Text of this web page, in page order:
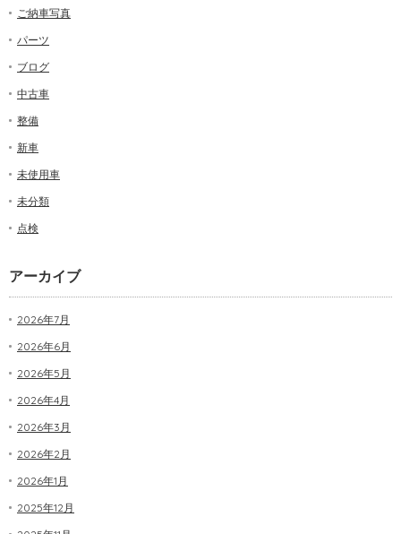
ご納車写真
パーツ
ブログ
中古車
整備
新車
未使用車
未分類
点検
アーカイブ
2026年7月
2026年6月
2026年5月
2026年4月
2026年3月
2026年2月
2026年1月
2025年12月